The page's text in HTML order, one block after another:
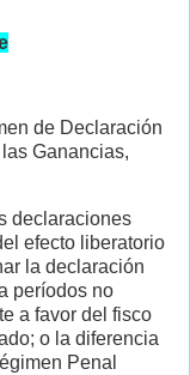
de Declaración
Ganancias,
declaraciones
efecto liberatorio
la declaración
períodos no
a favor del fisco
o la diferencia
Penal